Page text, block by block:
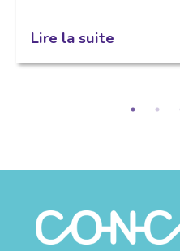
Lire la suite